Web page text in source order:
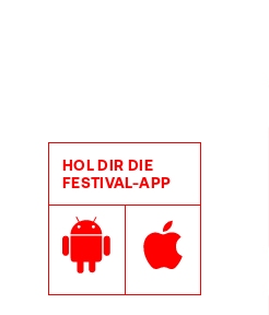
HOL DIR DIE
FESTIVAL-APP
Google Play StoreApple App Store